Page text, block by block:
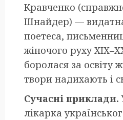
Кравченко
Шнайдер) —
поетеса,
жіночого руху
боролася за освіту
твори надихають і
Сучасні приклади.
лікарка